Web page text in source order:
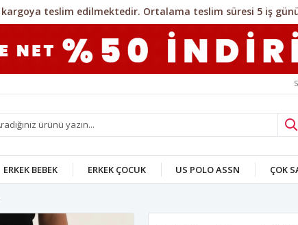
ERKEK BEBEK ERKEK ÇOCUK US POLO ASSN ÇOK